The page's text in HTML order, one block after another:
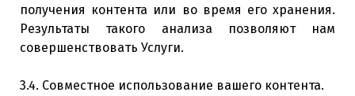
получения контента или во время его хранения.
Результаты такого анализа позволяют нам
совершенствовать Услуги.
3.4. Совместное использование вашего контента.